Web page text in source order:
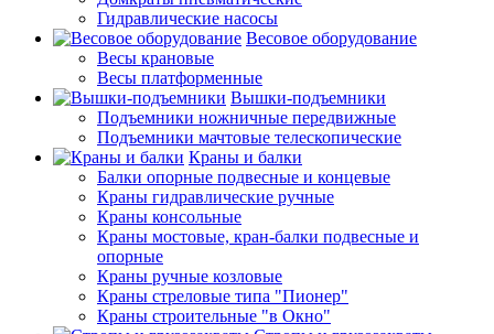
Гидравлические насосы
Весовое оборудование
Весы крановые
Весы платформенные
Вышки-подъемники
Подъемники ножничные передвижные
Подъемники мачтовые телескопические
Краны и балки
Балки опорные подвесные и концевые
Краны гидравлические ручные
Краны консольные
Краны мостовые, кран-балки подвесные и
опорные
Краны ручные козловые
Краны стреловые типа "Пионер"
Краны строительные "в Окно"